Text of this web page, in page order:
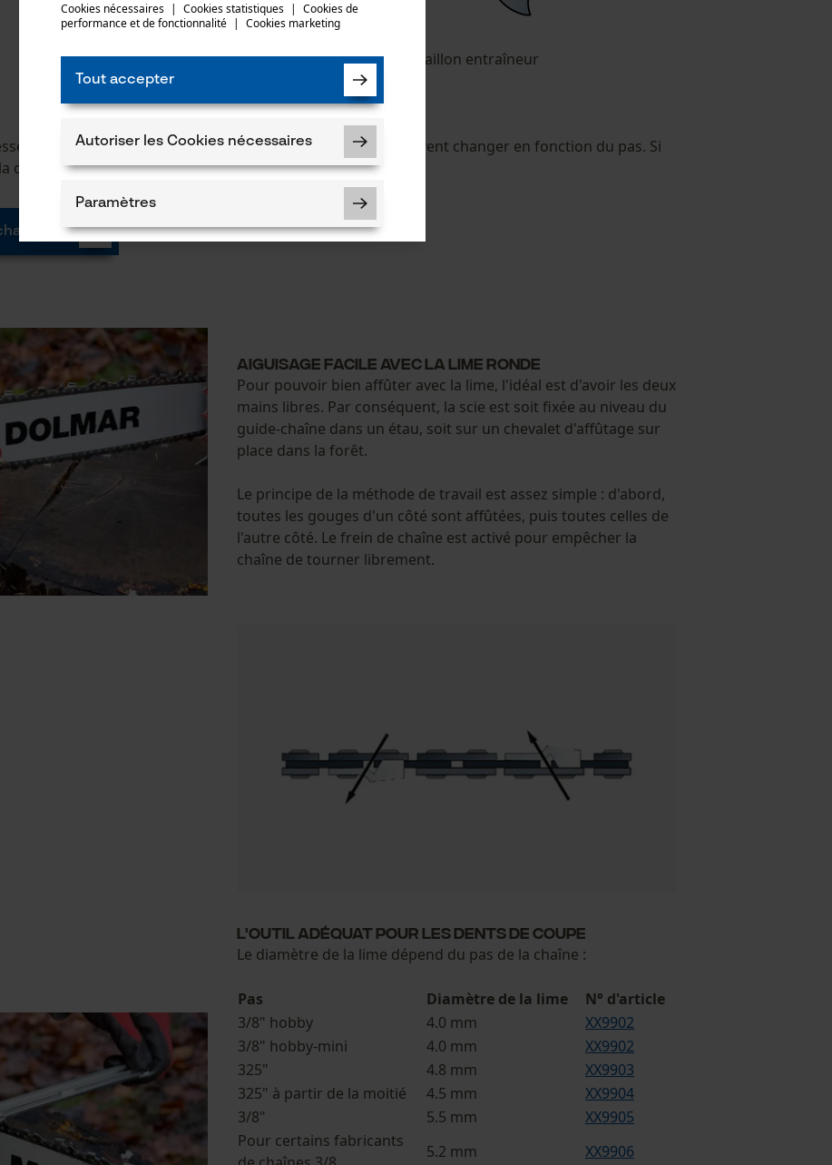
Maillon de sécurité Maillon entraîneur
pour l'affûtage, car les outils d'affûtage à utiliser peuvent changer en fonction du pas. Si
chaîne, vous pouvez le déterminer de cette façon :
Aiguisage facile avec la lime ronde
Pour pouvoir bien affûter avec la lime, l'idéal est d'avoir les deux
mains libres. Par conséquent, la scie est soit fixée au niveau du
guide-chaîne dans un étau, soit sur un chevalet d'affûtage sur
place dans la forêt.
Le principe de la méthode de travail est assez simple : d'abord,
toutes les gouges d'un côté sont affûtées, puis toutes celles de
l'autre côté. Le frein de chaîne est activé pour empêcher la
chaîne de tourner librement.
L'outil adéquat pour les dents de coupe
Le diamètre de la lime dépend du pas de la chaîne :
Pas Diamètre de la lime
N° d'article
3/8" hobby
4.0 mm
XX9902
3/8" hobby-mini
4.0 mm
XX9902
325"
4.8 mm
XX9903
325" à partir de la moitié
4.5 mm
XX9904
3/8"
5.5 mm
XX9905
Pour certains fabricants
5.2 mm XX9906
Cookies nécessaires | Cookies statistiques |
Cookies de
performance et de fonctionnalité | Cookies marketing
Tout accepter
Autoriser les Cookies nécessaires
Paramètres
Vérifier linstallation de cookies
ID de session
Sauvegarder les préférences pour
Econda Tag Manager
Page d'accueil personnalisée
Salutation personnelle
Géo-IP et détection des utilisateurs
Vidéos YouTube
Google Maps
Prise de contact par chat